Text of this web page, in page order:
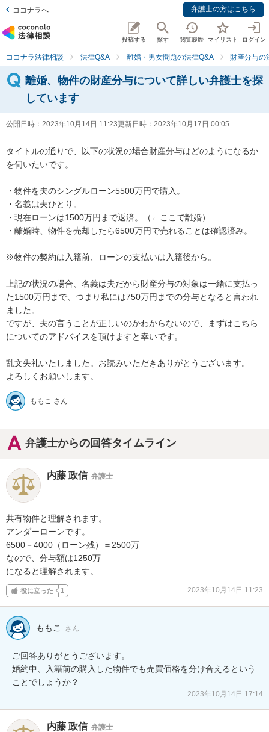
ココナラへ 弁護士の方はこちら
投稿する 探す 閲覧履歴 マイリスト ログイン
ココナラ法律相談 法律Q&A 離婚・男女問題の法律Q&A 財産分与の
離婚、物件の財産分与について詳しい弁護士を探
しています
公開日時： 2023年10月14日 11:23更新日時： 2023年10月17日 00:05
タイトルの通りで、以下の状況の場合財産分与はどのようになるか
を伺いたいです。
・物件を夫のシングルローン5500万円で購入。
・名義は夫ひとり。
・現在ローンは1500万円まで返済。（←ここで離婚）
・離婚時、物件を売却したら6500万円で売れることは確認済み。
※物件の契約は入籍前、ローンの支払いは入籍後から。
上記の状況の場合、名義は夫だから財産分与の対象は一緒に支払っ
た1500万円まで、つまり私には750万円までの分与となると言われ
ました。
ですが、夫の言うことが正しいのかわからないので、まずはこちら
についてのアドバイスを頂けますと幸いです。
乱文失礼いたしました。お読みいただきありがとうございます。
よろしくお願いします。
ももこ さん
弁護士からの回答タイムライン
内藤 政信 弁護士
共有物件と理解されます。
アンダーローンです。
6500－4000（ローン残）＝2500万
なので、分与額は1250万
になると理解されます。
役に立った 1 2023年10月14日 11:23
ももこ さん
ご回答ありがとうございます。
婚約中、入籍前の購入した物件でも売買価格を分け合えるという
ことでしょうか？
2023年10月14日 17:14
内藤 政信 弁護士